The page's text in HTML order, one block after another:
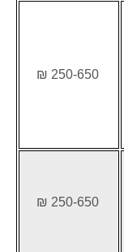
250-650 ₪
250-650 ₪